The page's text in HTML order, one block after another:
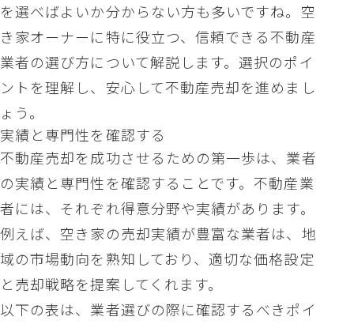
を選べばよいか分からない方も多いですね。空
き家オーナーに特に役立つ、信頼できる不動産
業者の選び方について解説します。選択のポイ
ントを理解し、安心して不動産売却を進めまし
ょう。
実績と専門性を確認する
不動産売却を成功させるための第一歩は、業者
の実績と専門性を確認することです。不動産業
者には、それぞれ得意分野や実績があります。
例えば、空き家の売却実績が豊富な業者は、地
域の市場動向を熟知しており、適切な価格設定
と売却戦略を提案してくれます。
以下の表は、業者選びの際に確認するべきポイ